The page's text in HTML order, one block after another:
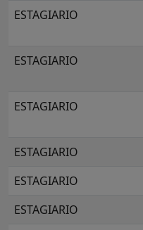
ESTAGIARIO
ESTAGIARIO
ESTAGIARIO
ESTAGIARIO
ESTAGIARIO
ESTAGIARIO